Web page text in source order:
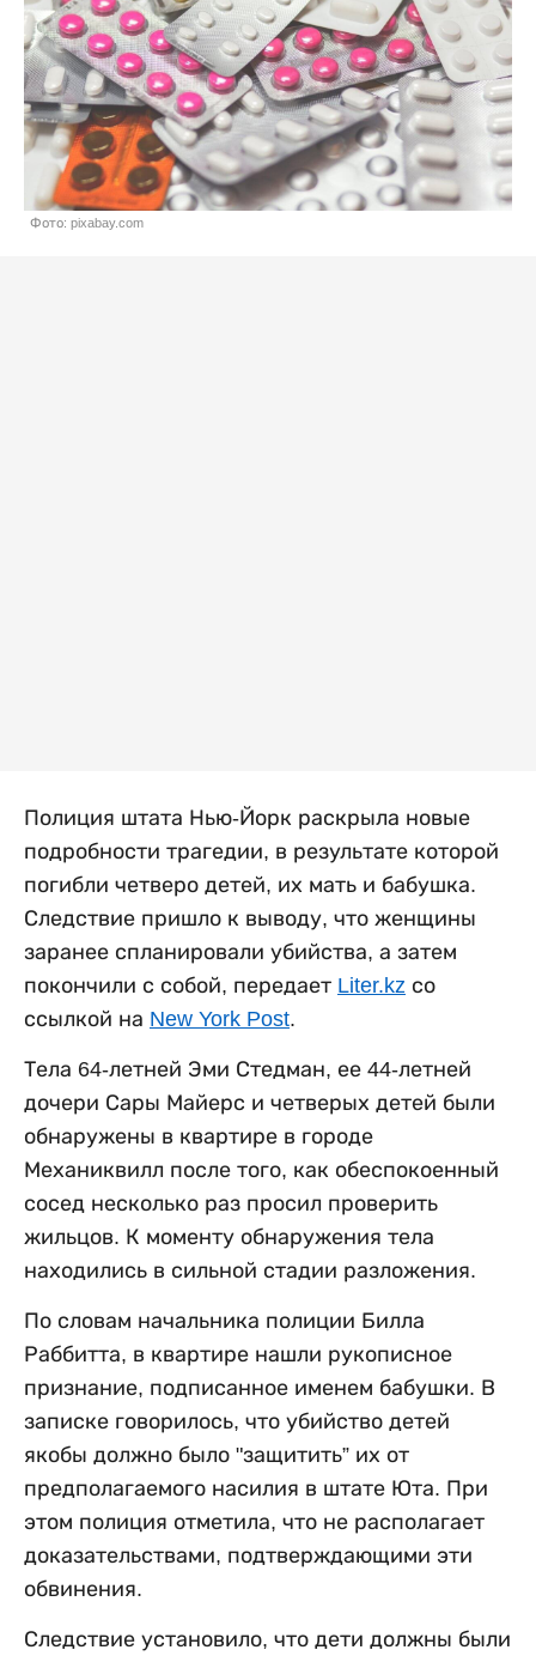
Фото: pixabay.com
Полиция штата Нью-Йорк раскрыла новые
подробности трагедии, в результате которой
погибли четверо детей, их мать и бабушка.
Следствие пришло к выводу, что женщины
заранее спланировали убийства, а затем
покончили с собой, передает Liter.kz со
ссылкой на New York Post.
Тела 64-летней Эми Стедман, ее 44-летней
дочери Сары Майерс и четверых детей были
обнаружены в квартире в городе
Механиквилл после того, как обеспокоенный
сосед несколько раз просил проверить
жильцов. К моменту обнаружения тела
находились в сильной стадии разложения.
По словам начальника полиции Билла
Раббитта, в квартире нашли рукописное
признание, подписанное именем бабушки. В
записке говорилось, что убийство детей
якобы должно было "защитить” их от
предполагаемого насилия в штате Юта. При
этом полиция отметила, что не располагает
доказательствами, подтверждающими эти
обвинения.
Следствие установило, что дети должны были